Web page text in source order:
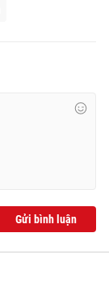
Gửi bình luận